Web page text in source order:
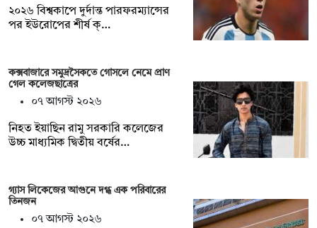
২০২৬ বিশ্বকাপে দুর্দান্ত পারফরম্যান্সের
পর ইউরোপের শীর্ষ ক্…
কক্সবাজারে সমুদ্রসৈকতে গোসলে নেমে প্রাণ
গেল কলেজছাত্রের
০৭ আগস্ট ২০২৬
নিহত ইয়াছিন রামু সরকারি কলেজের
উচ্চ মাধ্যমিক দ্বিতীয় বর্ষের…
গ্যাস লিকেজের আগুনে দগ্ধ এক পরিবারের
তিনজন
০৭ আগস্ট ২০২৬